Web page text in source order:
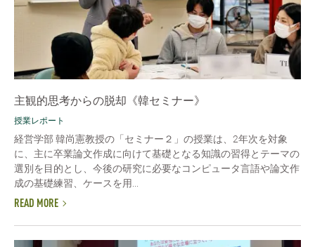
主観的思考からの脱却《韓セミナー》
授業レポート
経営学部 韓尚憲教授の「セミナー２」の授業は、2年次を対象
に、主に卒業論文作成に向けて基礎となる知識の習得とテーマの
選別を目的とし、今後の研究に必要なコンピュータ言語や論文作
成の基礎練習、ケースを用...
READ MORE